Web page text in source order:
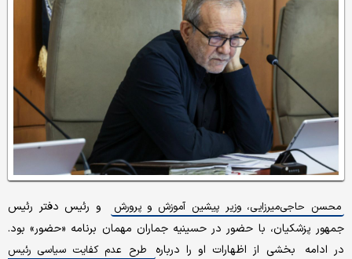
محسن حاجی‌میرزایی، وزیر پیشین آموزش و پرورش
و رئیس دفتر رئیس
جمهور پزشکیان، با حضور در حسینیه جماران مهمان برنامه «حضور» بود.
در ادامه بخشی از اظهارات او را درباره
طرح عدم کفایت سیاسی رئیس